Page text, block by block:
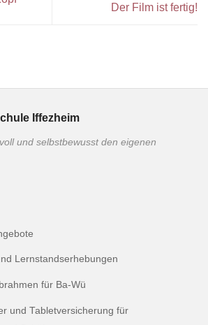
Der Film ist fertig!
Iffezheim
und selbstbewusst den eigenen
Lernstandserhebungen
für Ba-Wü
und Tabletversicherung für